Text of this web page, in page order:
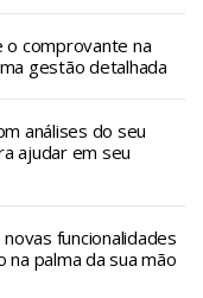
o comprovante na
gestão detalhada
análises do seu
ajudar em seu
funcionalidades
na palma da sua mão